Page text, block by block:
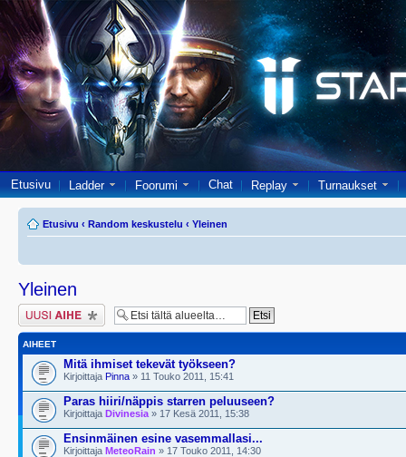
Etusivu Ladder Foorumi Chat Replay Turnaukset
Etusivu ‹ Random keskustelu ‹ Yleinen
Yleinen
Lähetä uusi viesti
AIHEET
Mitä ihmiset tekevät työkseen?
Kirjoittaja Pinna » 11 Touko 2011, 15:41
Paras hiiri/näppis starren peluuseen?
Kirjoittaja Divinesia » 17 Kesä 2011, 15:38
Ensinmäinen esine vasemmallasi...
Kirjoittaja MeteoRain » 17 Touko 2011, 14:30